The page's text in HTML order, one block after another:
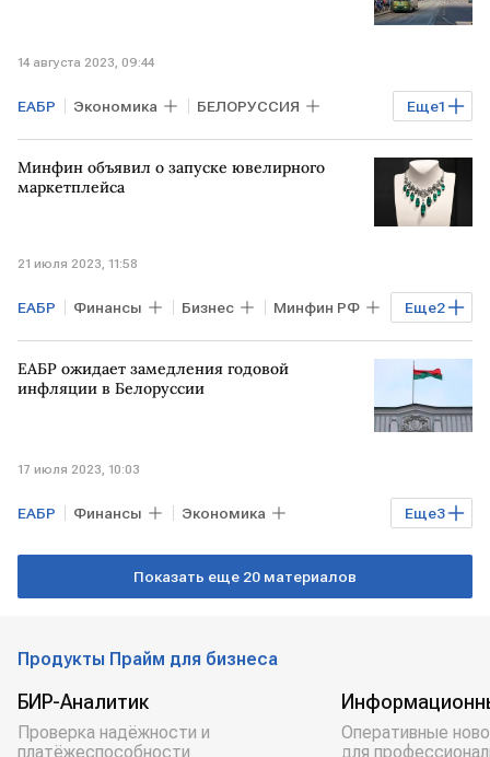
14 августа 2023, 09:44
Еще1
ЕАБР Экономика БЕЛОРУССИЯ
инфляция
Минфин объявил о запуске ювелирного
маркетплейса
21 июля 2023, 11:58
Еще2
ЕАБР Финансы Бизнес Минфин РФ
БЕЛОРУССИЯ ювелирные изделия
ЕАБР ожидает замедления годовой
инфляции в Белоруссии
17 июля 2023, 10:03
Еще3
ЕАБР Финансы Экономика
БЕЛОРУССИЯ инфляция в Белоруссии
Показать еще 20 материалов
Продукты Прайм для бизнеса
БИР-Аналитик
Проверка надёжности и
платёжеспособности
Оперативные
для